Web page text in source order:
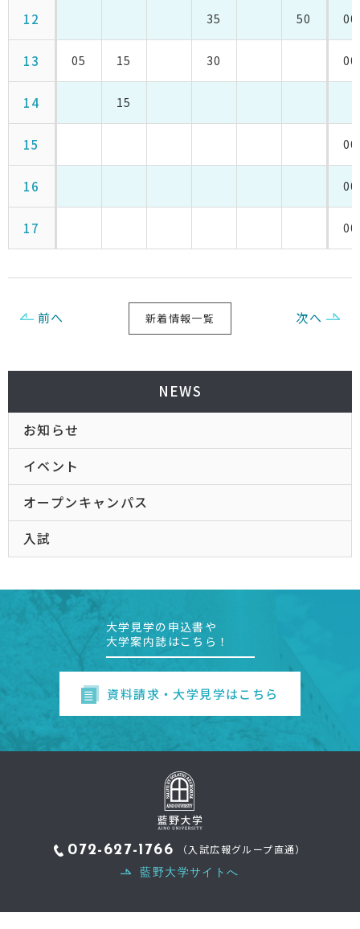
12 35 50 00
13 05 15 30 00
14 15
15 00
16 00
17 00
前へ 新着情報一覧 次へ
NEWS
お知らせ
イベント
オープンキャンパス
入試
大学見学の申込書や
大学案内誌はこちら！
資料請求・大学見学はこちら
072-627-1766
（入試広報グループ直通）
藍野大学サイトへ